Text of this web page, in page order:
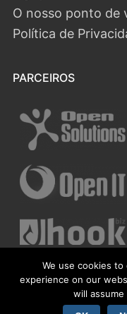
O nosso ponto de
Política de
PARCEIROS
We use cookies
experience on our
will